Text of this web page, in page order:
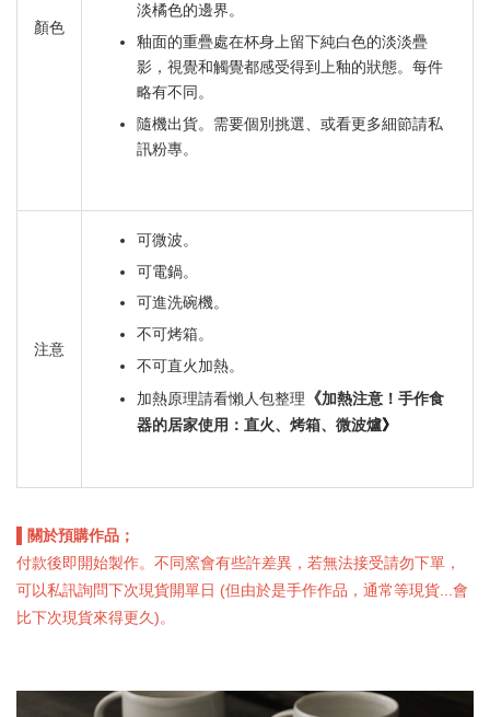
顏色
淡橘色的邊界。
釉面的重疊處在杯身上留下純白色的淡淡疊
影，視覺和觸覺都感受得到上釉的狀態。每件
略有不同。
隨機出貨。需要個別挑選、或看更多細節請私
訊粉專。
注意
可微波。
可電鍋。
可進洗碗機。
不可烤箱。
不可直火加熱。
加熱原理請看懶人包整理 《加熱注意！手作食
器的居家使用：直火、烤箱、微波爐》
▌關於預購作品；
付款後即開始製作。不同窯會有些許差異，若無法接受請勿下單，
可以私訊詢問下次現貨開單日 (但由於是手作作品，通常等現貨...會
比下次現貨來得更久)。